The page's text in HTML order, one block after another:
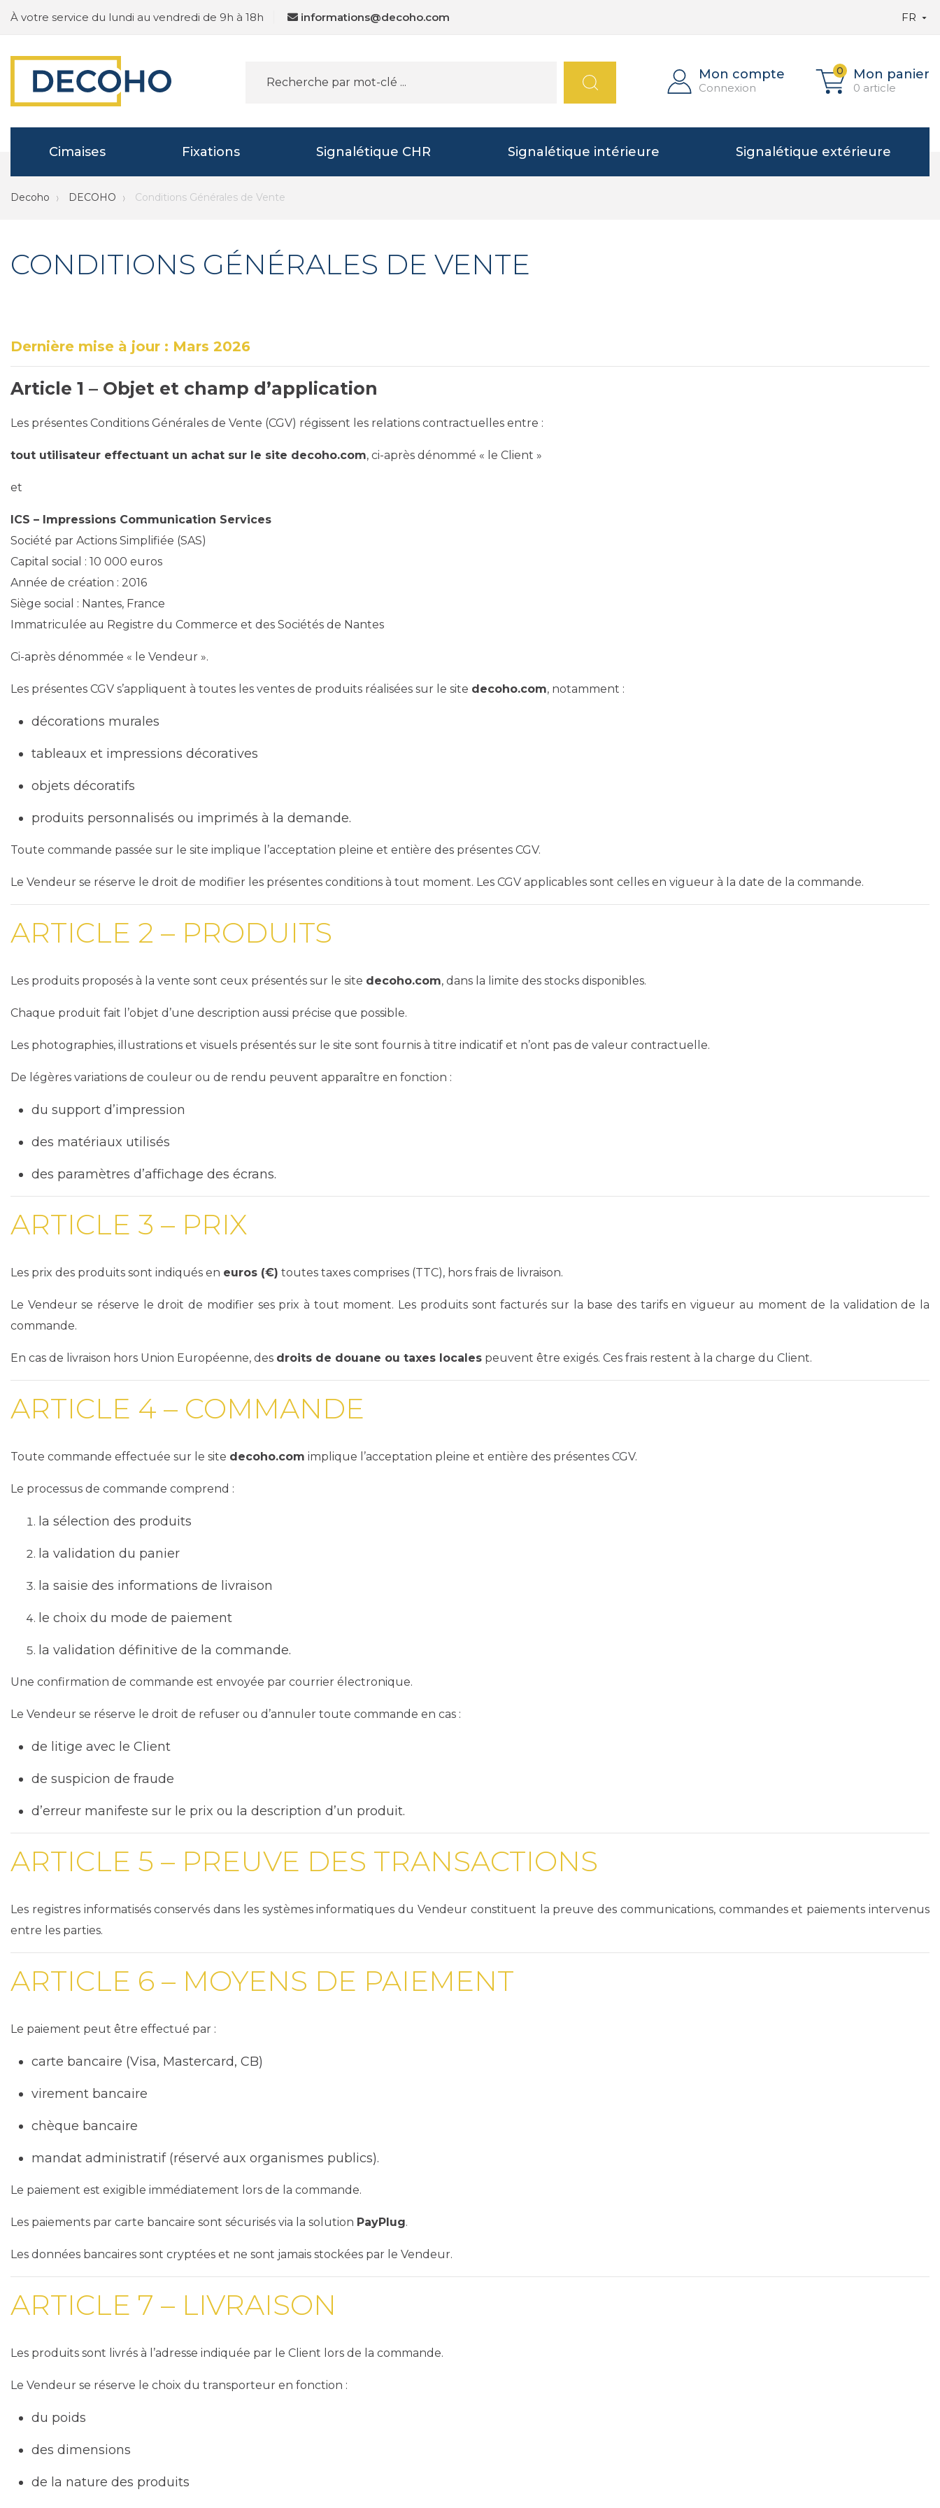
À votre service du lundi au vendredi de 9h à 18h informations@decoho.com FR 
Mon compte
Connexion
0 Mon panier
0 article
Cimaises Fixations Signalétique CHR Signalétique intérieure Signalétique extérieure
Decoho DECOHO Conditions Générales de Vente
CONDITIONS GÉNÉRALES DE VENTE
Dernière mise à jour : Mars 2026
Article 1 – Objet et champ d’application
Les présentes Conditions Générales de Vente (CGV) régissent les relations contractuelles entre :
tout utilisateur effectuant un achat sur le site decoho.com, ci-après dénommé « le Client »
et
ICS – Impressions Communication Services
Société par Actions Simplifiée (SAS)
Capital social : 10 000 euros
Année de création : 2016
Siège social : Nantes, France
Immatriculée au Registre du Commerce et des Sociétés de Nantes
Ci-après dénommée « le Vendeur ».
Les présentes CGV s’appliquent à toutes les ventes de produits réalisées sur le site decoho.com, notamment :
décorations murales
tableaux et impressions décoratives
objets décoratifs
produits personnalisés ou imprimés à la demande.
Toute commande passée sur le site implique l’acceptation pleine et entière des présentes CGV.
Le Vendeur se réserve le droit de modifier les présentes conditions à tout moment. Les CGV applicables sont celles en vigueur à la date de la commande.
ARTICLE 2 – PRODUITS
Les produits proposés à la vente sont ceux présentés sur le site decoho.com, dans la limite des stocks disponibles.
Chaque produit fait l’objet d’une description aussi précise que possible.
Les photographies, illustrations et visuels présentés sur le site sont fournis à titre indicatif et n’ont pas de valeur contractuelle.
De légères variations de couleur ou de rendu peuvent apparaître en fonction :
du support d’impression
des matériaux utilisés
des paramètres d’affichage des écrans.
ARTICLE 3 – PRIX
Les prix des produits sont indiqués en euros (€) toutes taxes comprises (TTC), hors frais de livraison.
Le Vendeur se réserve le droit de modifier ses prix à tout moment. Les produits sont facturés sur la base des tarifs en vigueur au moment de la validation de la
commande.
En cas de livraison hors Union Européenne, des droits de douane ou taxes locales peuvent être exigés. Ces frais restent à la charge du Client.
ARTICLE 4 – COMMANDE
Toute commande effectuée sur le site decoho.com implique l’acceptation pleine et entière des présentes CGV.
Le processus de commande comprend :
la sélection des produits
la validation du panier
la saisie des informations de livraison
le choix du mode de paiement
la validation définitive de la commande.
Une confirmation de commande est envoyée par courrier électronique.
Le Vendeur se réserve le droit de refuser ou d’annuler toute commande en cas :
de litige avec le Client
de suspicion de fraude
d’erreur manifeste sur le prix ou la description d’un produit.
ARTICLE 5 – PREUVE DES TRANSACTIONS
Les registres informatisés conservés dans les systèmes informatiques du Vendeur constituent la preuve des communications, commandes et paiements intervenus
entre les parties.
ARTICLE 6 – MOYENS DE PAIEMENT
Le paiement peut être effectué par :
carte bancaire (Visa, Mastercard, CB)
virement bancaire
chèque bancaire
mandat administratif (réservé aux organismes publics).
Le paiement est exigible immédiatement lors de la commande.
Les paiements par carte bancaire sont sécurisés via la solution PayPlug.
Les données bancaires sont cryptées et ne sont jamais stockées par le Vendeur.
ARTICLE 7 – LIVRAISON
Les produits sont livrés à l’adresse indiquée par le Client lors de la commande.
Le Vendeur se réserve le choix du transporteur en fonction :
du poids
des dimensions
de la nature des produits